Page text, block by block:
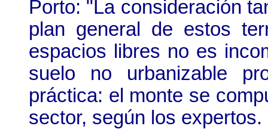
Porto: "La consideración
plan general de estos
espacios libres no es
suelo no urbanizable
práctica: el monte se
sector, según los expertos.